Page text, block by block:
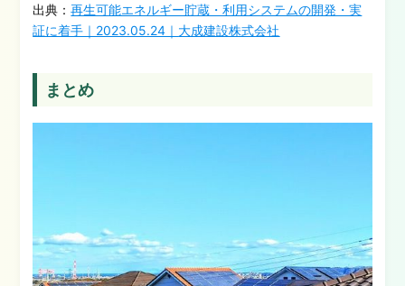
出典：再生可能エネルギー貯蔵・利用システムの開発・実
証に着手｜2023.05.24｜ 大成建設株式会社
まとめ